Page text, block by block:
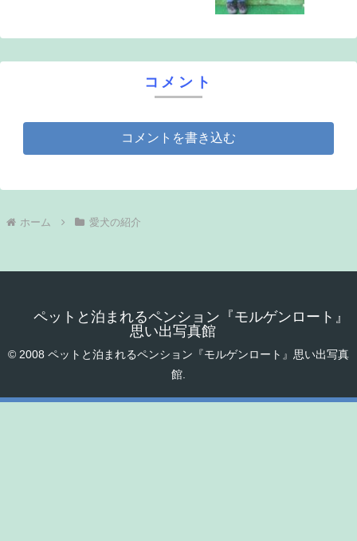
コメント
コメントを書き込む
ホーム 愛犬の紹介
ペットと泊まれるペンション『モルゲンロート』
思い出写真館
© 2008 ペットと泊まれるペンション『モルゲンロート』思い出写真
館.